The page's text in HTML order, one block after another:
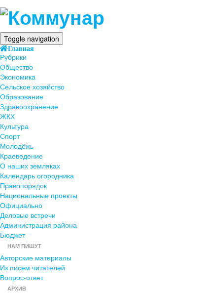
Toggle navigation
Главная
Рубрики
Общество
Экономика
Сельское хозяйство
Образование
Здравоохранение
ЖКХ
Культура
Спорт
Молодёжь
Краеведение
О наших земляках
Календарь огородника
Правопорядок
Национальные проекты
Официально
Деловые встречи
Администрация района
Бюджет
НАМ ПИШУТ
Авторские материалы
Из писем читателей
Вопрос-ответ
АРХИВ